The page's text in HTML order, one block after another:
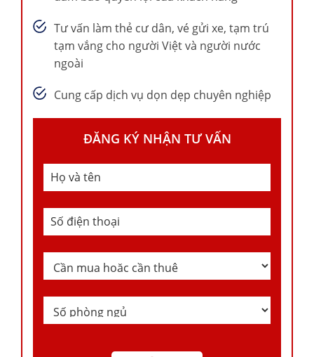
Tư vấn làm thẻ cư dân, vé gửi xe, tạm trú
tạm vắng cho người Việt và người nước
ngoài
Cung cấp dịch vụ dọn dẹp chuyên nghiệp
ĐĂNG KÝ NHẬN TƯ VẤN